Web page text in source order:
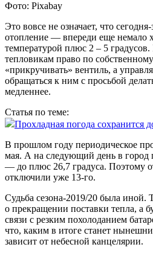
Фото: Pixabay
Это вовсе не означает, что
отопление — впереди еще немало
температурой плюс 2 – 5
тепловикам право по
«прикручивать» вентиль, а
обращаться к ним с просьбой
медленнее.
Статья по теме:
Прохладная погода сохранится
В прошлом году периодическое
мая. А на следующий день в город
— до плюс 26,7 градуса. Поэтому
отключили уже 13-го.
Судьба сезона-2019/20 была иной.
о прекращении поставки тепла, а
связи с резким похолоданием
что, каким в итоге станет
зависит от небесной канцелярии.